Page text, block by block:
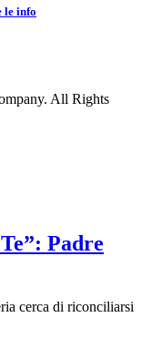
le info
All Rights
Padre
cerca di riconciliarsi